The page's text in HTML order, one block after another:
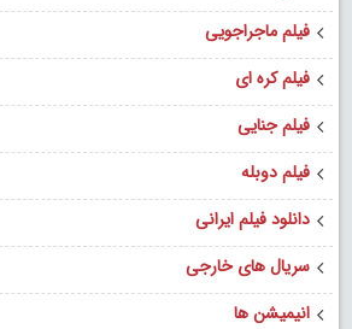
فیلم ماجراجویی
فیلم کره ای
فیلم جنایی
فیلم دوبله
دانلود فیلم ایرانی
سریال های خارجی
انیمیشن ها